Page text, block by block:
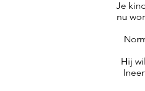
Je
nu
Hij